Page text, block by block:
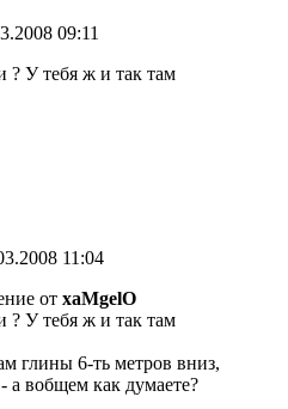
09:11
? У тебя ж и так там
11:04
от xaMgelO
? У тебя ж и так там
глины 6-ть метров вниз,
а вобщем как думаете?